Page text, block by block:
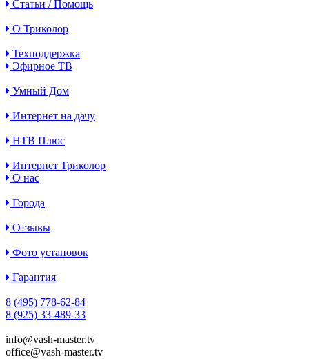
Статьи / Помощь
О Триколор
Техподдержка
Эфирное ТВ
Умный Дом
Интернет на дачу
НТВ Плюс
Интернет Триколор
О нас
Города
Отзывы
Фото установок
Гарантия
8 (495) 778-62-84
8 (925) 33-489-33
info@vash-master.tv
office@vash-master.tv